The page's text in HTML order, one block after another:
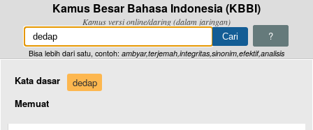
Kamus Besar Bahasa Indonesia (KBBI)
Kamus versi online/daring (dalam jaringan)
?
Bisa lebih dari satu, contoh: ambyar,terjemah,integritas,sinonim,efektif,analisis
Kata dasar
dedap
Memuat